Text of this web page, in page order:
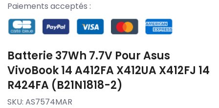
Paiements acceptés :
Batterie 37Wh 7.7V Pour Asus
VivoBook 14 A412FA X412UA X412FJ 14
R424FA (B21N1818-2)
SKU: AS7574MAR